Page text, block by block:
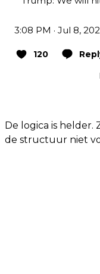
3:08 PM · Jul 8,
120
De logica is helder.
de structuur niet